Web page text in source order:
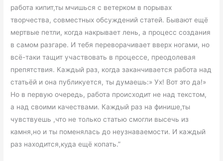
работа кипит,ты мчишься с ветерком в порывах
творчества, совместных обсуждений статей. Бывают ещё
мертвые петли, когда накрывает лень, а процесс создания
в самом разгаре. И тебя переворачивает вверх ногами, но
всё-таки тащит участвовать в процессе, преодолевая
препятствия. Каждый раз, когда заканчивается работа над
статьёй и она публикуется, ты думаешь:» Ух! Вот это да!»
Но в первую очередь, работа происходит не над текстом,
а над своими качествами. Каждый раз на финише,ты
чувствуешь ,что не только статью смогли высечь из
камня,но и ты поменялась до неузнаваемости. И каждый
раз находится,куда ещё копать.”